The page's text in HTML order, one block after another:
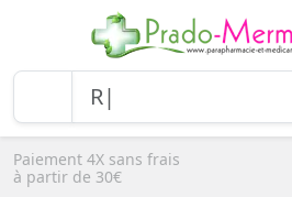
Paiement 4X sans frais
à partir de 30€